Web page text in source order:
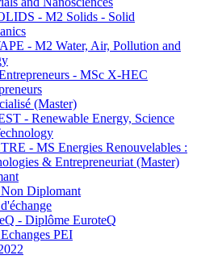
- M2 Solids - Solid
- M2 Water, Air, Pollution and
- MSc X-HEC
(Master)
- Renewable Energy, Science
- MS Energies Renouvelables :
& Entrepreneuriat (Master)
Diplomant
- Diplôme EuroteQ
PEI